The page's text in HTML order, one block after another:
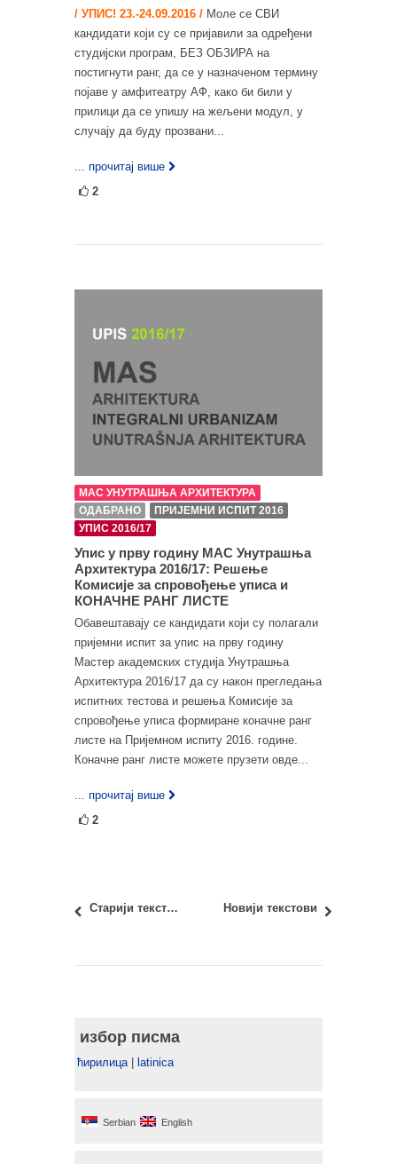
/ УПИС! 23.-24.09.2016 / Моле се СВИ
кандидати који су се пријавили за одређени
студијски програм, БЕЗ ОБЗИРА на
постигнути ранг, да се у назначеном термину
појаве у амфитеатру АФ, како би били у
прилици да се упишу на жељени модул, у
случају да буду прозвани...
... прочитај више
2
МАС УНУТРАШЊА АРХИТЕКТУРА
ОДАБРАНО
ПРИЈЕМНИ ИСПИТ 2016
УПИС 2016/17
Упис у прву годину МАС Унутрашња
Архитектура 2016/17: Решење
Комисије за спровођење уписа и
КОНАЧНЕ РАНГ ЛИСТЕ
Обавештавају се кандидати који су полагали
пријемни испит за упис на прву годину
Мастер академских студија Унутрашња
Архитектура 2016/17 да су након прегледања
испитних тестова и решења Комисије за
спровођење уписа формиране коначне ранг
листе на Пријемном испиту 2016. године.
Коначне ранг листе можете прузети овде...
... прочитај више
2
Старији текстови Новији текстови
избор писма
ћирилица latinica
Serbian English